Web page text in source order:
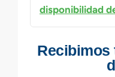
disponibilidad
Recibimos